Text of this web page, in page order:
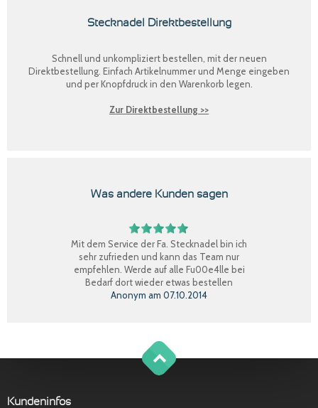
Stecknadel Direktbestellung
Schnell und unkompliziert bestellen, mit der neuen
Direktbestellung . Einfach Artikelnummer und Menge eingeben
und per Knopfdruck in den Warenkorb legen.
Zur Direktbestellung >>
Was andere Kunden sagen
Mit dem Service der Fa. Stecknadel bin ich
sehr zufrieden und kann das Team nur
empfehlen. Werde auf alle Fu00e4lle bei
Bedarf dort wieder etwas bestellen
Anonym am 07.10.2014
Claudia W.am08.09.2014
g
o
t
o
o
Kundeninfos